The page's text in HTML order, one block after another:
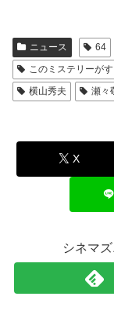
ニュース 64
このミステリーがす
横山秀夫
瀬々
X
シネマ